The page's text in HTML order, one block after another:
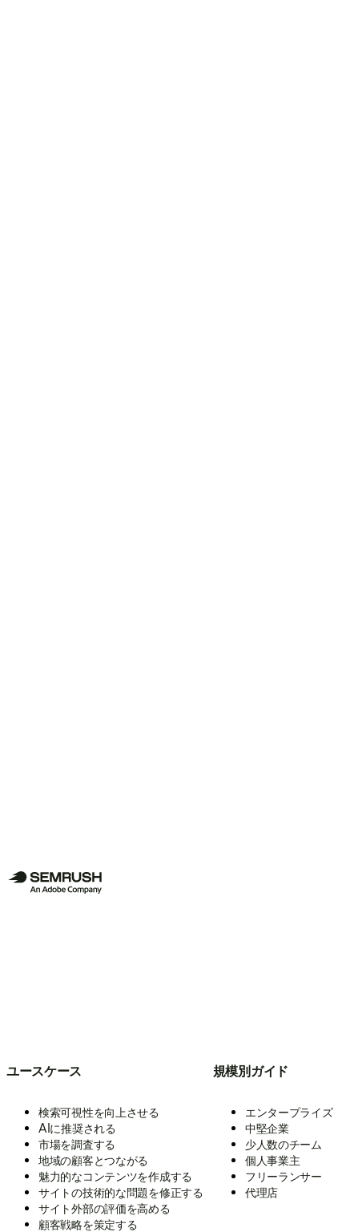
ユースケース
検索可視性を向上させる
AIに推奨される
市場を調査する
地域の顧客とつながる
魅力的なコンテンツを作成する
サイトの技術的な問題を修正する
サイト外部の評価を高める
顧客戦略を策定する
規模別ガイド
エンタープライズ
中堅企業
少人数のチーム
個人事業主
フリーランサー
代理店